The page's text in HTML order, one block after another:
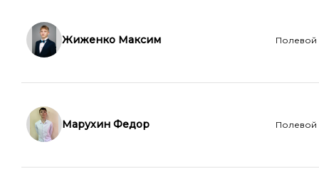
Жиженко Максим Полевой
Марухин Федор Полевой